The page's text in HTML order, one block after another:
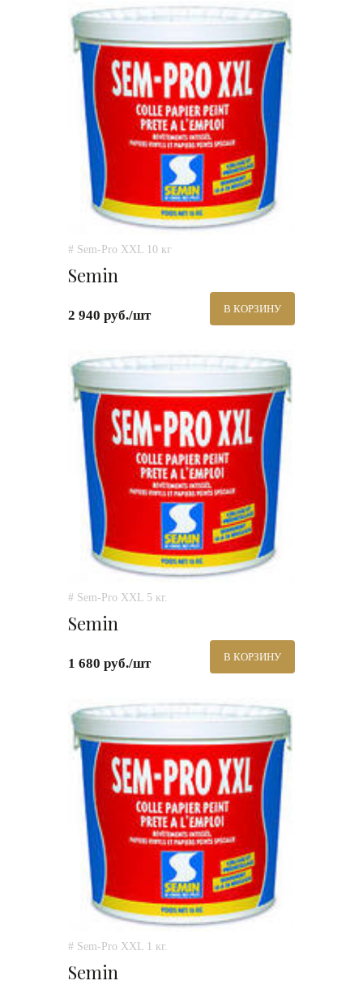
# Sem-Pro XXL 10 кг
Semin
2 940 руб./шт В КОРЗИНУ
# Sem-Pro XXL 5 кг.
Semin
1 680 руб./шт В КОРЗИНУ
# Sem-Pro XXL 1 кг.
Semin